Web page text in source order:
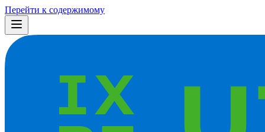
Перейти к содержимому